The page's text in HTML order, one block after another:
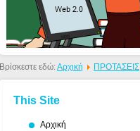
Βρίσκεστε εδώ:Αρχική ΠΡΟΤΑΣΕΙΣ
This Site
Αρχική